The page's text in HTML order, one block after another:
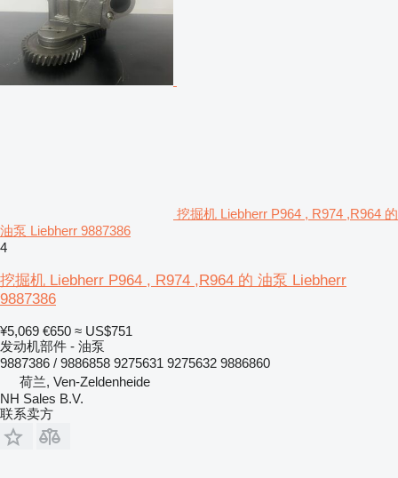
挖掘机 Liebherr P964 , R974 ,R964 的
油泵 Liebherr 9887386
4
挖掘机 Liebherr P964 , R974 ,R964 的 油泵 Liebherr
9887386
¥5,069 €650 ≈ US$751
发动机部件 - 油泵
9887386 / 9886858 9275631 9275632 9886860
荷兰, Ven-Zeldenheide
NH Sales B.V.
联系卖方